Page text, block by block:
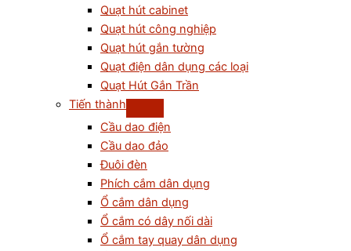
Quạt hút cabinet
Quạt hút công nghiệp
Quạt hút gắn tường
Quạt điện dân dụng các loại
Quạt Hút Gắn Trần
Tiến thành
Cầu dao điện
Cầu dao đảo
Đuôi đèn
Phích cắm dân dụng
Ổ cắm dân dụng
Ổ cắm có dây nối dài
Ổ cắm tay quay dân dụng